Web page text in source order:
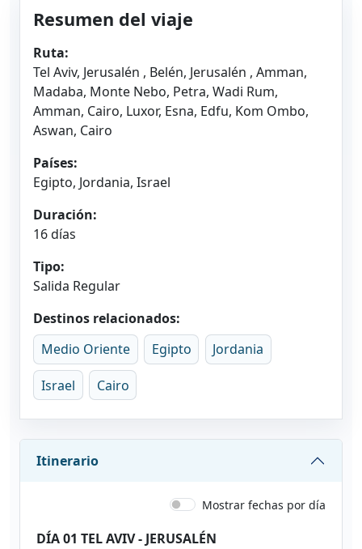
Resumen del viaje
Ruta:
Tel Aviv, Jerusalén , Belén, Jerusalén , Amman,
Madaba, Monte Nebo, Petra, Wadi Rum,
Amman, Cairo, Luxor, Esna, Edfu, Kom Ombo,
Aswan, Cairo
Países:
Egipto, Jordania, Israel
Duración:
16 días
Tipo:
Salida Regular
Destinos relacionados:
Medio Oriente
Egipto Jordania
Israel Cairo
Itinerario
Mostrar fechas por día
DÍA 01 TEL AVIV - JERUSALÉN